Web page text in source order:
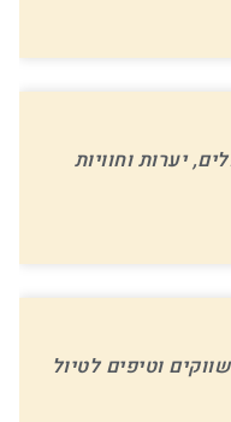
יערות וחוויות
וטיפים לטיול